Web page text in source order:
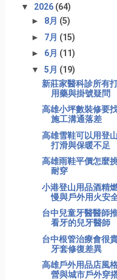
▼ 2026 (64)
► 8月 (5)
► 7月 (15)
► 6月 (11)
▼ 5月 (19)
新莊家醫科診所有
用藥與掛號疑問
高雄小坪數裝修要
施工溝通落差
高雄雪鞋可以用登
打滑與保暖不足
高雄雨鞋平價怎麼
耐穿
小港登山用品酒精
慢與戶外用火安
台中兒童牙醫醫師
看牙的兒牙醫師
台中根管治療會很
牙套修復差異
高雄戶外用品店風
營與城市戶外穿